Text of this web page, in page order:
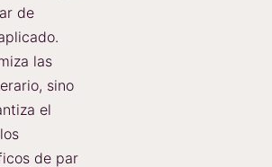
de
las
sino
el
de par